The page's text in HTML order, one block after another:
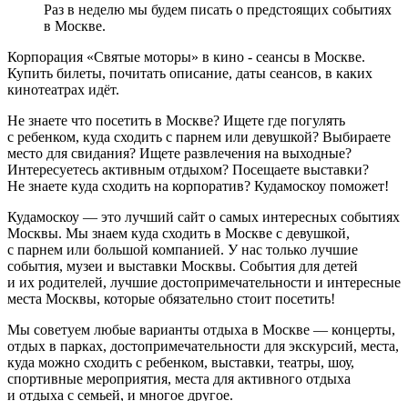
Раз в неделю мы будем писать о предстоящих событиях
в Москве.
Корпорация «Святые моторы» в кино - сеансы в Москве.
Купить билеты, почитать описание, даты сеансов, в каких
кинотеатрах идёт.
Не знаете что посетить в Москве? Ищете где погулять
с ребенком, куда сходить с парнем или девушкой? Выбираете
место для свидания? Ищете развлечения на выходные?
Интересуетесь активным отдыхом? Посещаете выставки?
Не знаете куда сходить на корпоратив? Кудамоскоу поможет!
Кудамоскоу — это лучший сайт о самых интересных событиях
Москвы. Мы знаем куда сходить в Москве с девушкой,
с парнем или большой компанией. У нас только лучшие
события, музеи и выставки Москвы. События для детей
и их родителей, лучшие достопримечательности и интересные
места Москвы, которые обязательно стоит посетить!
Мы советуем любые варианты отдыха в Москве — концерты,
отдых в парках, достопримечательности для экскурсий, места,
куда можно сходить с ребенком, выставки, театры, шоу,
спортивные мероприятия, места для активного отдыха
и отдыха с семьей, и многое другое.